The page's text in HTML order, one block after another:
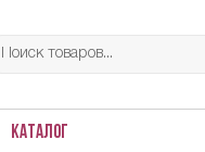
КАТАЛОГ